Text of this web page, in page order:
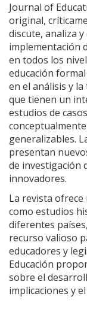
Journal of
original,
discute, analiza
implementación
en todos los
educación
en el análisis y
que tienen un
estudios de
generalizables.
presentan
de investigación
innovadores.
La revista
como estudios
diferentes
recurso valioso
educadores y
Educación
sobre el
implicaciones y